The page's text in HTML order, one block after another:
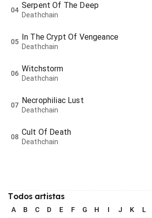
04 Serpent Of The Deep
Deathchain
05 In The Crypt Of Vengeance
Deathchain
06 Witchstorm
Deathchain
07 Necrophiliac Lust
Deathchain
08 Cult Of Death
Deathchain
Todos artistas
A B C D E F G H I J K L